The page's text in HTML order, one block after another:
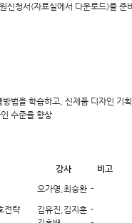
청서(자료실에서 다운로드)를 준
법을 학습하고, 신제품 디자인 기
수준을 향상
강사
비고
오가영,최승환 -
전략 김유진,김지훈 -